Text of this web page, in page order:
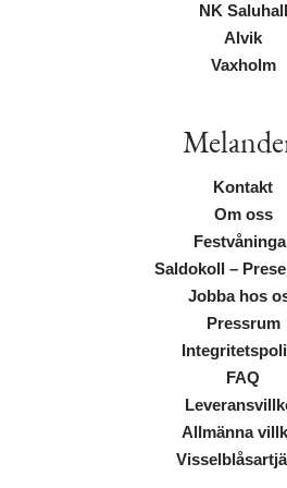
NK Saluhall
Alvik
Vaxholm
Kontakt
Om oss
Saldokoll –
Jobba hos
Pressrum
FAQ
Allmänna